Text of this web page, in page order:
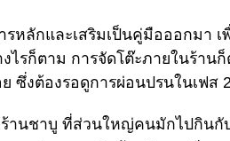
หลักและเสริมเป็นคู่มือออกมา
ไรก็ตาม การจัดโต๊ะภายในร้า
ซึ่งต้องรอดูการผ่อนปรนในเฟส
านชาบู ที่ส่วนใหญ่คนมักไปกิน